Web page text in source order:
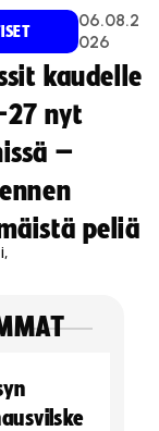
06.08.2
026
kaudelle
nyt
–
peliä